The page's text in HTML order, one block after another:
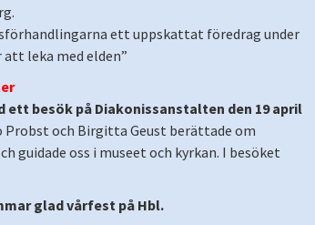
ett uppskattat föredrag under
leka med elden”
ett besök på Diakonissanstalten den 19 april
Probst och Birgitta Geust berättade om
guidade oss i museet och kyrkan. I besöket
glad vårfest på Hbl.